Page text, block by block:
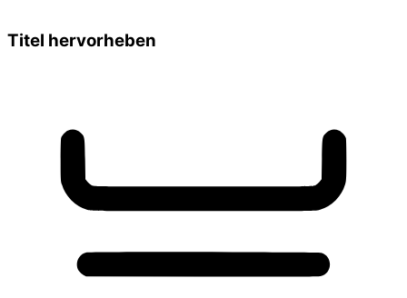
Titel hervorheben